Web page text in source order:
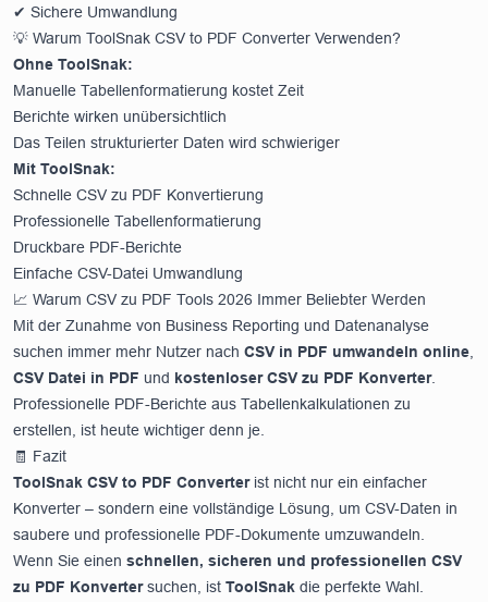
✔ Sichere Umwandlung
💡 Warum ToolSnak CSV to PDF Converter Verwenden?
Ohne ToolSnak:
Manuelle Tabellenformatierung kostet Zeit
Berichte wirken unübersichtlich
Das Teilen strukturierter Daten wird schwieriger
Mit ToolSnak:
Schnelle CSV zu PDF Konvertierung
Professionelle Tabellenformatierung
Druckbare PDF-Berichte
Einfache CSV-Datei Umwandlung
📈 Warum CSV zu PDF Tools 2026 Immer Beliebter Werden
Mit der Zunahme von Business Reporting und Datenanalyse
suchen immer mehr Nutzer nach CSV in PDF umwandeln online
CSV Datei in PDF und kostenloser CSV zu PDF Konverter.
Professionelle PDF-Berichte aus Tabellenkalkulationen zu
erstellen, ist heute wichtiger denn je.
🧾 Fazit
ToolSnak CSV to PDF Converterist nicht nur ein einfacher
Konverter – sondern eine vollständige Lösung, um CSV-Daten in
saubere und professionelle PDF-Dokumente umzuwandeln.
Wenn Sie einen schnellen, sicheren und professionellen CSV
zu PDF Konvertersuchen, ist ToolSnak die perfekte Wahl.